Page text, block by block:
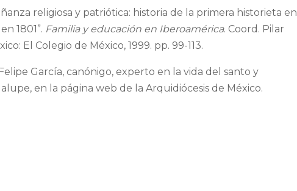
religiosa y patriótica: historia de la primera historieta en
1801”. Familia y educación en Iberoamérica. Coord. Pilar
El Colegio de México, 1999. pp. 99-113.
García, canónigo, experto en la vida del santo y
en la página web de la Arquidiócesis de México.